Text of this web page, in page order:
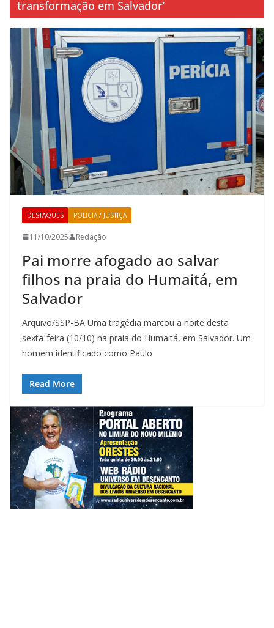
transformação em Salvador’
DESTAQUES POLICIA / JUSTIÇA
11/10/2025 Redação
Pai morre afogado ao salvar
filhos na praia do Humaitá, em
Salvador
Arquivo/SSP-BA Uma tragédia marcou a noite desta
sexta-feira (10/10) na praia do Humaitá, em Salvador. Um
homem identificado como Paulo
Read More